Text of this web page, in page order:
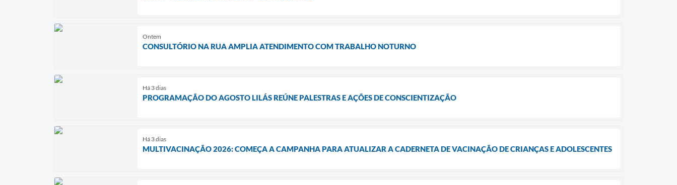
Ontem
CONSULTÓRIO NA RUA AMPLIA ATENDIMENTO COM TRABALHO NOTURNO
Há 3 dias
PROGRAMAÇÃO DO AGOSTO LILÁS REÚNE PALESTRAS E AÇÕES DE CONSCIENTIZAÇÃO
Há 3 dias
MULTIVACINAÇÃO 2026: COMEÇA A CAMPANHA PARA ATUALIZAR A CADERNETA DE VACINAÇÃO DE CRIANÇAS E ADOLESCENTES